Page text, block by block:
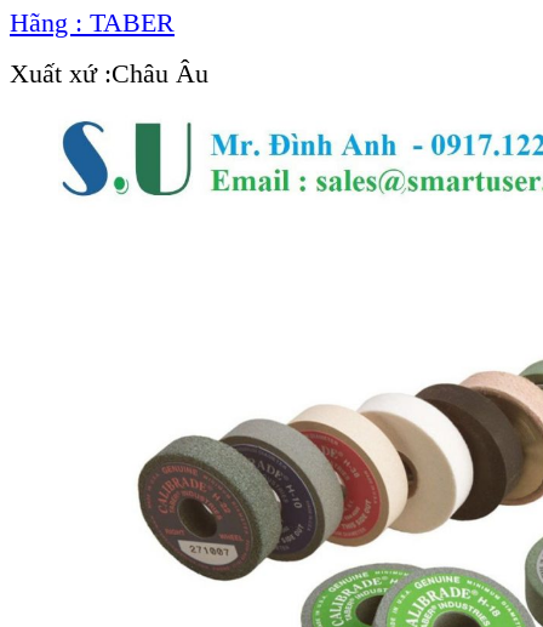
Hãng : TABER
Xuất xứ :Châu Âu